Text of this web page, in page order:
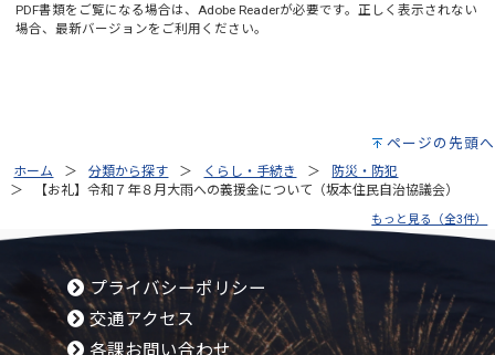
PDF書類をご覧になる場合は、Adobe Readerが必要です。正しく表示されない
場合、最新バージョンをご利用ください。
ページの先頭へ
ホーム 分類から探す くらし・手続き
防災・防犯
【お礼】令和７年８月大雨への義援金について（坂本住民自治協議会）
もっと見る（全3件）
プライバシーポリシー
交通アクセス
各課お問い合わせ